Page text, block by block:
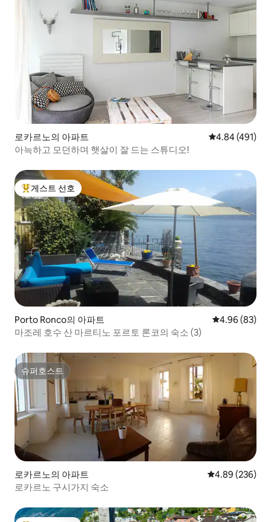
로카르노의 아파트 평점 4.84점(5
4.84 (491)
아늑하고 모던하며 햇살이 잘 드는 스튜디오!
상위 게스트 선호
게스트 선호
Porto Ronco의 아파트 평점 4.96점(5
4.96 (83)
마조레 호수 산 마르티노 포르토 론코의 숙소 (3)
슈퍼호스트
슈퍼호스트
로카르노의 아파트 평점 4.89점(5
4.89 (236)
로카르노 구시가지 숙소